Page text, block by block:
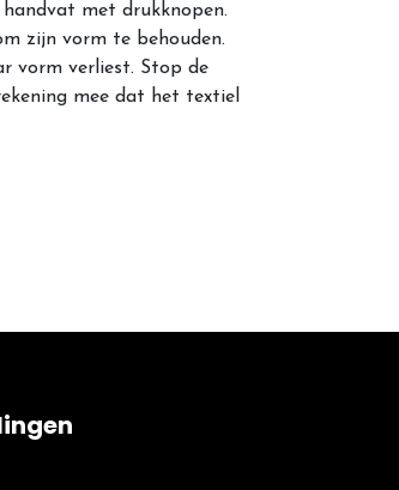
met drukknopen.
zijn vorm te behouden.
vorm verliest. Stop de
mee dat het textiel